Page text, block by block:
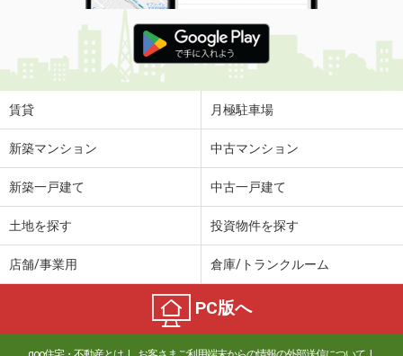
賃貸 月極駐車場
新築マンション 中古マンション
新築一戸建て 中古一戸建て
土地を探す 投資物件を探す
店舗/事業用 倉庫/トランクルーム
PC版へ